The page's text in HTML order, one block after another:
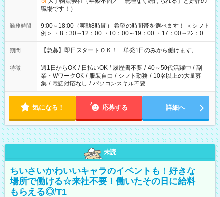
職場です！）
勤務時間
9:00～18:00（実動8時間） 希望の時間帯を選べます！ ＜シフト
例＞ ・8：30～12：00 ・10：00～19：00 ・17：00～22：00
・13：00～22：00 ・22：00～翌6：00 など
期間 【急募】即日スタートＯＫ！ 単発1日のみから働けます。
特徴 週1日からOK / 日払いOK / 履歴書不要 / 40～50代活躍中 / 副
業・WワークOK / 服装自由 / シフト勤務 / 10名以上の大量募
集 / 電話対応なし / パソコンスキル不要
気になる！ 応募する 詳細へ
未読
ちいさいかわいいキャラのイベントも！好きな
場所で働ける☆来社不要！働いたその日に給料
もらえる◎/T1